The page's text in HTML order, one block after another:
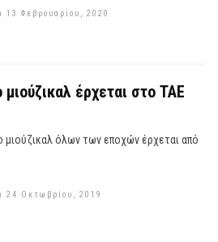
13 Φεβρουαρίου, 2020
έρχεται στο TAE
μιούζικαλ όλων των εποχών έρχεται από
24 Οκτωβρίου, 2019